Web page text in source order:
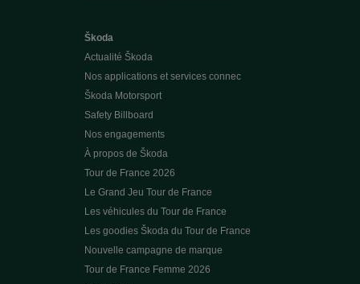
Škoda
Actualité Škoda
Nos applications et services connec
Škoda Motorsport
Safety Billboard
Nos engagements
À propos de Škoda
Tour de France 2026
Le Grand Jeu Tour de France
Les véhicules du Tour de France
Les goodies Škoda du Tour de France
Nouvelle campagne de marque
Tour de France Femme 2026